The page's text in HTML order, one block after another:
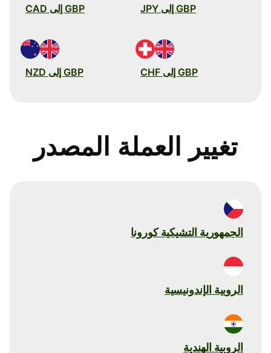
GBP إلى JPY GBP إلى CAD
GBP إلى CHF GBP إلى NZD
تغيير العملة المصدر
الجمهورية التشيكية كورونا
الروبية الإندونيسية
الروبية الهندية